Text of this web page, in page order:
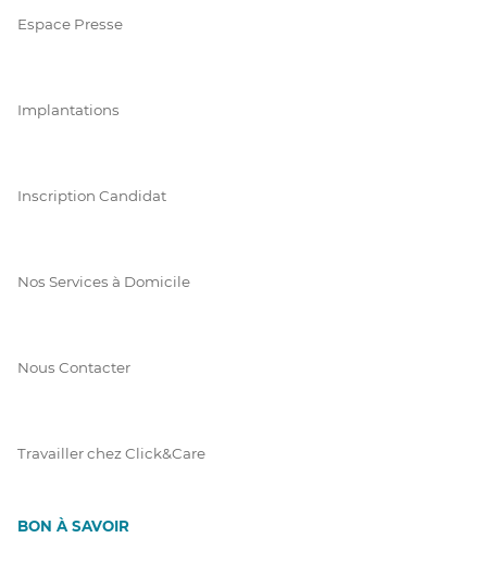
Espace Presse
Implantations
Inscription Candidat
Nos Services à Domicile
Nous Contacter
Travailler chez Click&Care
BON À SAVOIR